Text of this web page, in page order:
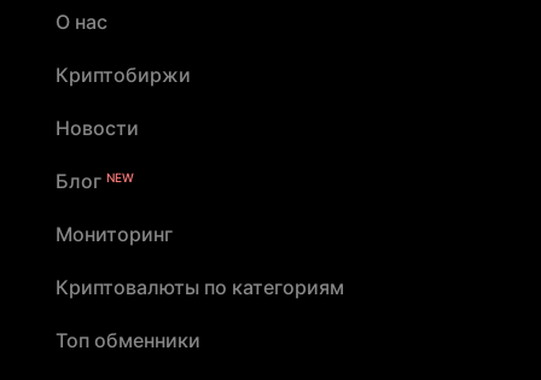
О нас
Криптобиржи
Новости
Блог NEW
Мониторинг
Криптовалюты по категориям
Топ обменники